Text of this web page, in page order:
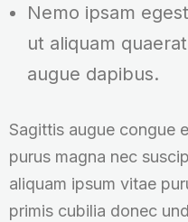
Nemo ipsam
ut aliquam
augue dapibus.
Sagittis augue congue
purus magna nec
aliquam ipsum vitae
primis cubilia donec